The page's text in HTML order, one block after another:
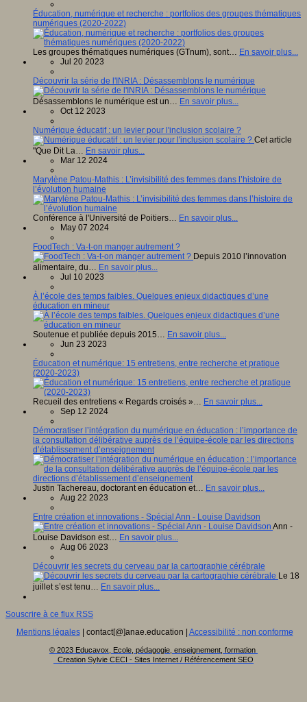
Éducation, numérique et recherche : portfolios des groupes thématiques
numériques (2020-2022)
Les groupes thématiques numériques (GTnum), sont… En savoir plus...
Jul 20 2023
Découvrir la série de l'INRIA : Désassemblons le numérique
Désassemblons le numérique est un… En savoir plus...
Oct 12 2023
Numérique éducatif : un levier pour l'inclusion scolaire ?
Cet article
"Que Dit La… En savoir plus...
Mar 12 2024
Marylène Patou-Mathis : L’invisibilité des femmes dans l’histoire de
l’évolution humaine
Conférence à l'Université de Poitiers… En savoir plus...
May 07 2024
FoodTech : Va-t-on manger autrement ?
Depuis 2010 l’innovation
alimentaire, du… En savoir plus...
Jul 10 2023
À l’école des temps faibles. Quelques enjeux didactiques d’une
éducation en mineur
Soutenue et publiée depuis 2015… En savoir plus...
Jun 23 2023
Éducation et numérique: 15 entretiens, entre recherche et pratique
(2020-2023)
Recueil des entretiens « Regards croisés »… En savoir plus...
Sep 12 2024
Démocratiser l’intégration du numérique en éducation : l’importance de
la consultation délibérative auprès de l’équipe-école par les directions
d’établissement d’enseignement
Justin Tachereau, doctorant en éducation et… En savoir plus...
Aug 22 2023
Entre création et innovations - Spécial Ann - Louise Davidson
Ann -
Louise Davidson est… En savoir plus...
Aug 06 2023
Découvrir les secrets du cerveau par la cartographie cérébrale
Le 18
juillet s’est tenu… En savoir plus...
Souscrire à ce flux RSS
Mentions légales| contact[@]anae.education | Accessibilité : non conforme
© 2023 Educavox, Ecole, pédagogie, enseignement, formation
Creation Sylvie CECI - Sites Internet / Référencement SEO